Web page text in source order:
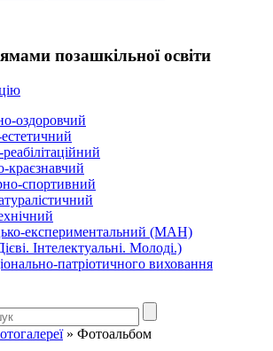
позашкільної освіти
оздоровчий
краєзнавчий
спортивний
експериментальний (МАН)
Інтелектуальні. Молоді.)
патріотичного виховання
» Фотоальбом